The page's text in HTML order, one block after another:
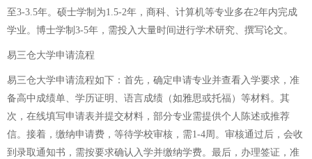
至3-3.5年。硕士学制为1.5-2年，商科、计算机等专业多在2年内完成
学业。博士学制3-5年，需投入大量时间进行学术研究、撰写论文。
易三仓大学申请流程
易三仓大学申请流程如下：首先，确定申请专业并查看入学要求，准
备高中成绩单、学历证明、语言成绩（如雅思或托福）等材料。其
次，在线填写申请表并提交材料，部分专业需提供个人陈述或推荐
信。接着，缴纳申请费，等待学校审核，需1-4周。审核通过后，会收
到录取通知书，需按要求确认入学并缴纳学费。最后，办理签证，准